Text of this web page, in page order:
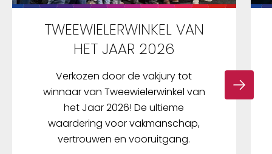
TWEEWIELERWINKEL VAN
HET JAAR 2026
Verkozen door de vakjury tot
winnaar van Tweewielerwinkel van
het Jaar 2026! De ultieme
waardering voor vakmanschap,
vertrouwen en vooruitgang.